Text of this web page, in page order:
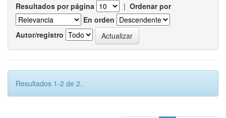
Resultados por página | Ordenar por
En orden
Autor/registro
Resultados 1-2 de 2.